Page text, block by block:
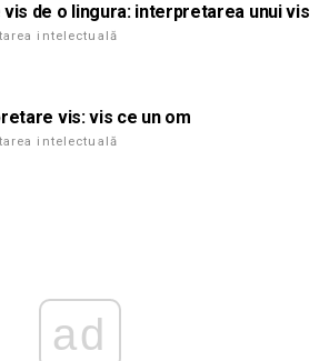
vis de o lingura: interpretarea unui vis
intelectuală
vis: vis ce un om
intelectuală
ad